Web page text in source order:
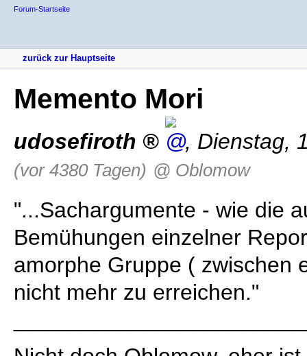
Forum-Startseite
zurück zur Hauptseite
Memento Mori
udosefiroth , Dienstag,
(vor 4380 Tagen) @ Oblomow
"...Sachargumente - wie die
Bemühungen einzelner
amorphe Gruppe ( zwischen
nicht mehr zu erreichen."